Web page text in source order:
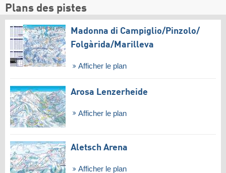
Plans des pistes
Madonna di Campiglio/​Pinzolo/​
Folgàrida/​Marilleva
Afficher le plan
Arosa Lenzerheide
Afficher le plan
Aletsch Arena
Afficher le plan